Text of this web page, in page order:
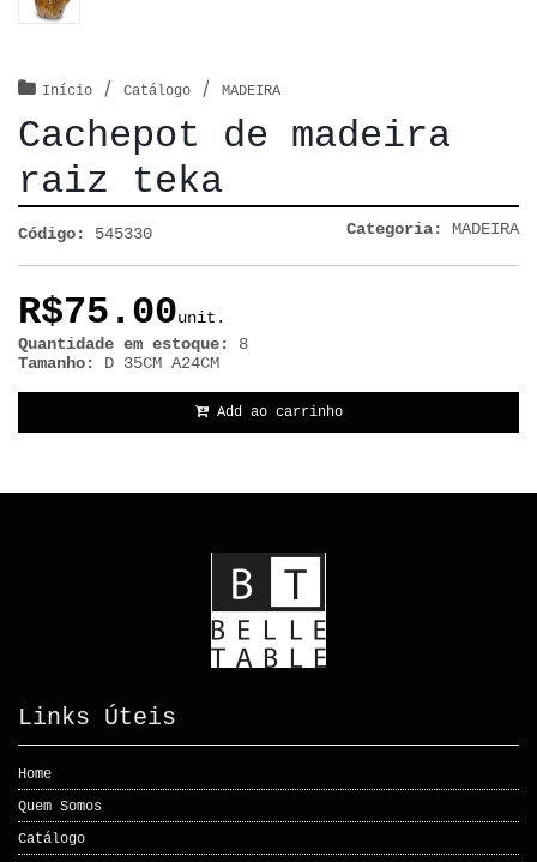
Início / Catálogo / MADEIRA
Cachepot de madeira
raiz teka
Código: 545330 Categoria: MADEIRA
R$75.00unit.
Quantidade em estoque: 8
Tamanho: D 35CM A24CM
Add ao carrinho
Links Úteis
Home
Quem Somos
Catálogo